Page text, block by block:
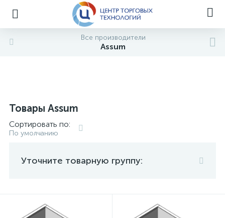
Все производители
Assum
Товары Assum
Сортировать по:
По умолчанию
Уточните товарную группу: